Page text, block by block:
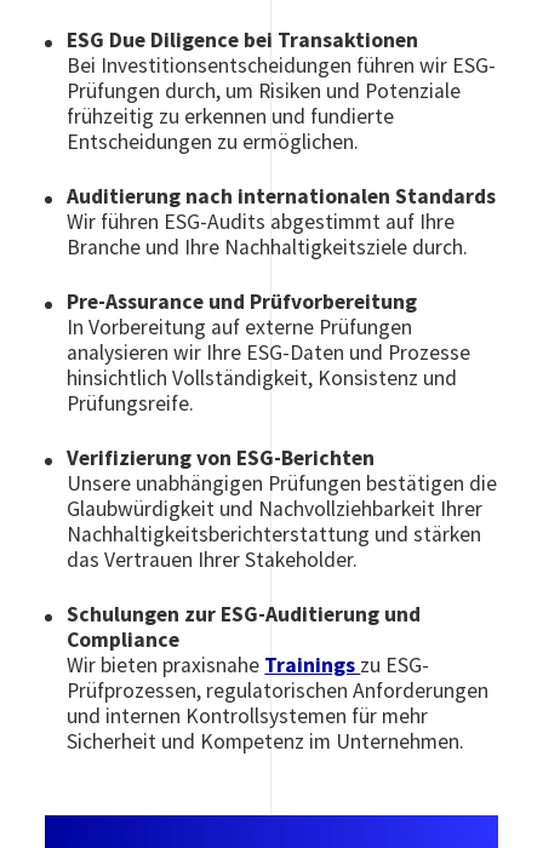
ESG Due Diligence bei Transaktionen
Bei Investitionsentscheidungen führen wir ESG-
Prüfungen durch, um Risiken und Potenziale
frühzeitig zu erkennen und fundierte
Entscheidungen zu ermöglichen.
Auditierung nach internationalen Standards
Wir führen ESG-Audits abgestimmt auf Ihre
Branche und Ihre Nachhaltigkeitsziele durch.
Pre-Assurance und Prüfvorbereitung
In Vorbereitung auf externe Prüfungen
analysieren wir Ihre ESG-Daten und Prozesse
hinsichtlich Vollständigkeit, Konsistenz und
Prüfungsreife.
Verifizierung von ESG-Berichten
Unsere unabhängigen Prüfungen bestätigen die
Glaubwürdigkeit und Nachvollziehbarkeit Ihrer
Nachhaltigkeitsberichterstattung und stärken
das Vertrauen Ihrer Stakeholder.
Schulungen zur ESG-Auditierung und
Compliance
Wir bieten praxisnahe Trainings zu ESG-
Prüfprozessen, regulatorischen Anforderungen
und internen Kontrollsystemen für mehr
Sicherheit und Kompetenz im Unternehmen.